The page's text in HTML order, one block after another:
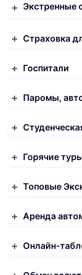
Экстренные
Страховка
Госпитали
Паромы,
Горячие
Топовые
Аренда
Онлайн-